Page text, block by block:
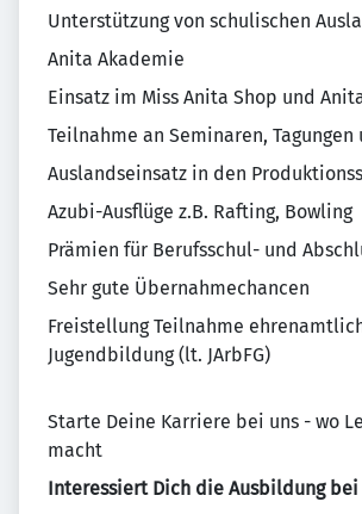
Unterstützung von schulischen
Anita Akademie
Einsatz im Miss Anita Shop und
Teilnahme an Seminaren, Tagungen
Auslandseinsatz in den
Azubi-Ausflüge z.B. Rafting, Bowling
Prämien für Berufsschul- und
Sehr gute Übernahmechancen
Freistellung Teilnahme
Jugendbildung (lt. JArbFG)
Starte Deine Karriere bei uns - wo
macht
Interessiert Dich die Ausbildung bei